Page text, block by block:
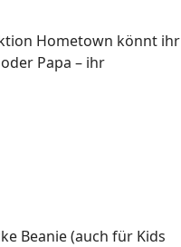
Hometown könnt ihr
Papa – ihr
Beanie (auch für Kids